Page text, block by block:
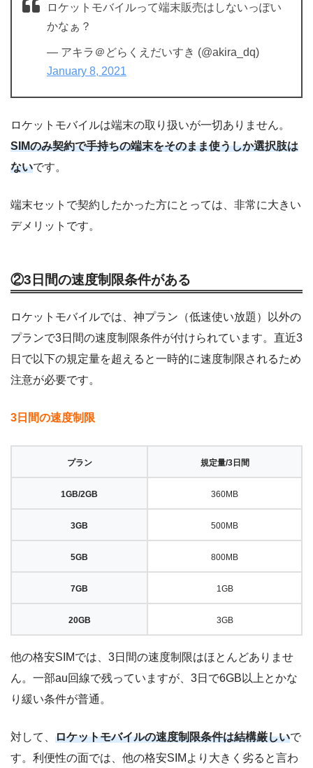
ロケットモバイルって端末販売はしないっぽい
かなぁ？
— アキラ＠どらくえだいすき (@akira_dq)
January 8, 2021
ロケットモバイルは端末の取り扱いが一切ありません。
SIMのみ契約で手持ちの端末をそのまま使うしか選択肢は
ないです。
端末セットで契約したかった方にとっては、非常に大きい
デメリットです。
②3日間の速度制限条件がある
ロケットモバイルでは、神プラン（低速使い放題）以外の
プランで3日間の速度制限条件が付けられています。直近3
日で以下の規定量を超えると一時的に速度制限されるため
注意が必要です。
3日間の速度制限
プラン 規定量/3日間
1GB/2GB 360MB
3GB 500MB
5GB 800MB
7GB 1GB
20GB 3GB
他の格安SIMでは、3日間の速度制限はほとんどありませ
ん。一部au回線で残っていますが、3日で6GB以上とかな
り緩い条件が普通。
対して、 ロケットモバイルの速度制限条件は結構厳しいで
す。利便性の面では、他の格安SIMより大きく劣ると言わ